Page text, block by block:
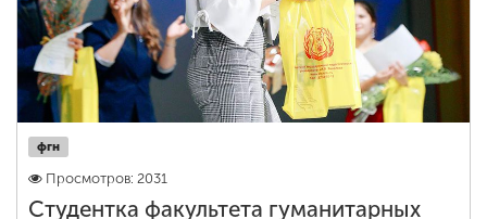
фгн
Просмотров: 2031
Студентка факультета гуманитарных